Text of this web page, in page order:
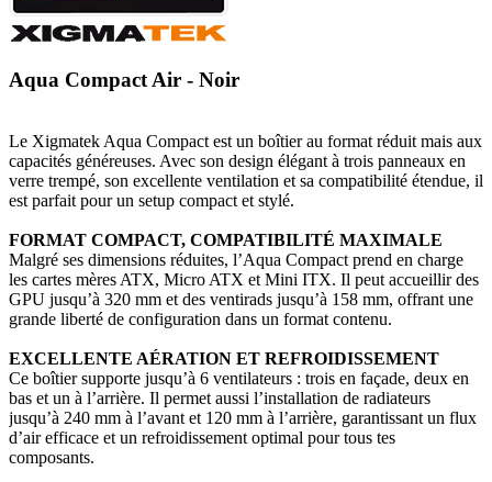
Aqua Compact Air - Noir
Le Xigmatek Aqua Compact est un boîtier au format réduit mais aux
capacités généreuses. Avec son design élégant à trois panneaux en
verre trempé, son excellente ventilation et sa compatibilité étendue, il
est parfait pour un setup compact et stylé.
FORMAT COMPACT, COMPATIBILITÉ MAXIMALE
Malgré ses dimensions réduites, l’Aqua Compact prend en charge
les cartes mères ATX, Micro ATX et Mini ITX. Il peut accueillir des
GPU jusqu’à 320 mm et des ventirads jusqu’à 158 mm, offrant une
grande liberté de configuration dans un format contenu.
EXCELLENTE AÉRATION ET REFROIDISSEMENT
Ce boîtier supporte jusqu’à 6 ventilateurs : trois en façade, deux en
bas et un à l’arrière. Il permet aussi l’installation de radiateurs
jusqu’à 240 mm à l’avant et 120 mm à l’arrière, garantissant un flux
d’air efficace et un refroidissement optimal pour tous tes
composants.